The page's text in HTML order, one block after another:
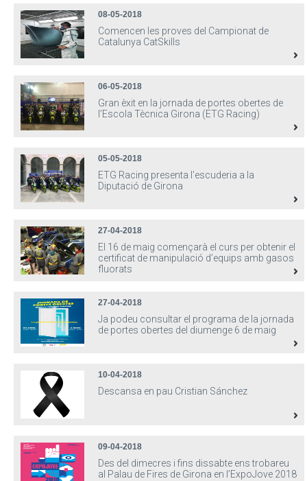
08-05-2018
Comencen les proves del Campionat de
Catalunya CatSkills
06-05-2018
Gran èxit en la jornada de portes obertes de
l’Escola Tècnica Girona (ETG Racing)
05-05-2018
ETG Racing presenta l'escuderia a la
Diputació de Girona
27-04-2018
El 16 de maig començarà el curs per obtenir el
certificat de manipulació d’equips amb gasos
fluorats
27-04-2018
Ja podeu consultar el programa de la jornada
de portes obertes del diumenge 6 de maig
10-04-2018
Descansa en pau Cristian Sánchez
09-04-2018
Des del dimecres i fins dissabte ens trobareu
al Palau de Fires de Girona en l’ExpoJove 2018